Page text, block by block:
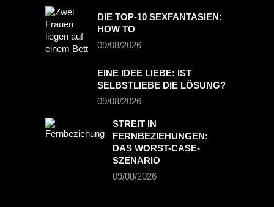
DIE TOP-10 SEXFANTASIEN:
HOW TO
09/08/2026
EINE IDEE LIEBE: IST
SELBSTLIEBE DIE LÖSUNG?
09/08/2026
STREIT IN
FERNBEZIEHUNGEN:
DAS WORST-CASE-
SZENARIO
09/08/2026